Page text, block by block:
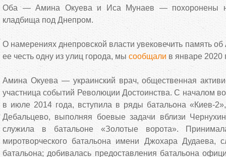
Оба — Амина Окуева и Иса Мунаев — похоронены на
кладбища под Днепром.
О намерениях днепровской власти увековечить память
ее честь одну из улиц города, мы сообщали в январе 2020
Амина Окуева — украинский врач, общественная
участница событий Революции Достоинства. С началом
в июле 2014 года, вступила в ряды батальона «Киев-
Дебальцево, выполняя боевые задачи вблизи
служила в батальоне «Золотые ворота».
миротворческого батальона имени Джохара Дудаева,
батальона; добивалась предоставления батальона